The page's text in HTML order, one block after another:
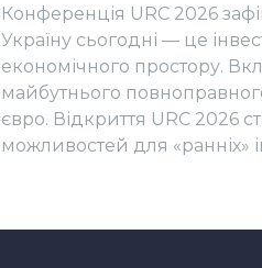
Конференція URC 2026
Україну сьогодні — це
економічного простору.
майбутнього
євро. Відкриття URC 2026
можливостей для «ранніх»